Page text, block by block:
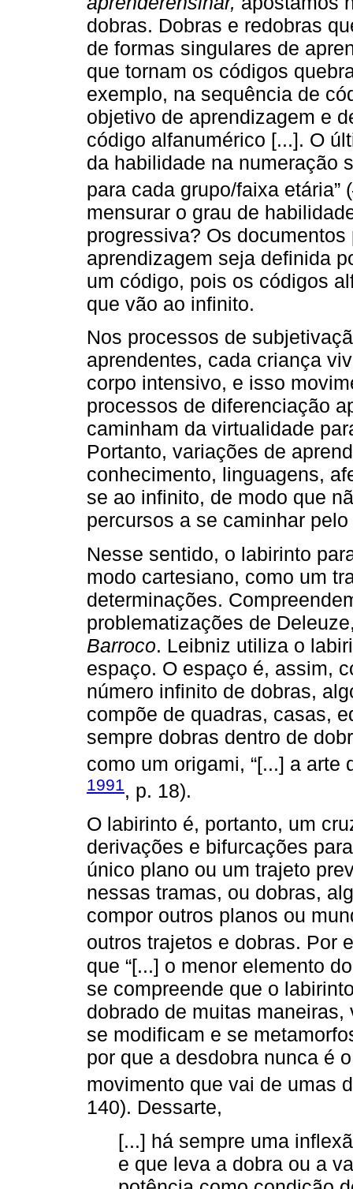
dobras. Dobras e redobras
de formas singulares de
que tornam os códigos
exemplo, na sequência de
objetivo de aprendizagem e
código alfanumérico [...]. O
da habilidade na numeração
para cada grupo/faixa etária” (
mensurar o grau de
progressiva? Os
aprendizagem seja definida
um código, pois os códigos
que vão ao infinito.
Nos processos de
aprendentes, cada criança
corpo intensivo, e isso
processos de diferenciação
caminham da virtualidade
Portanto, variações de
conhecimento, linguagens,
se ao infinito, de modo que
percursos a se caminhar
Nesse sentido, o labirinto
modo cartesiano, como um
determinações.
problematizações de
Barroco. Leibniz utiliza o
espaço. O espaço é, assim,
número infinito de dobras,
compõe de quadras, casas,
sempre dobras dentro de
como um origami, “[...] a arte
1991, p. 18).
O labirinto é, portanto, um
derivações e bifurcações
único plano ou um trajeto
nessas tramas, ou dobras,
compor outros planos ou
outros trajetos e dobras. Por
que “[...] o menor elemento
se compreende que o
dobrado de muitas
se modificam e se
por que a desdobra nunca é
movimento que vai de umas
140). Dessarte,
[...] há sempre uma
e que leva a dobra ou a